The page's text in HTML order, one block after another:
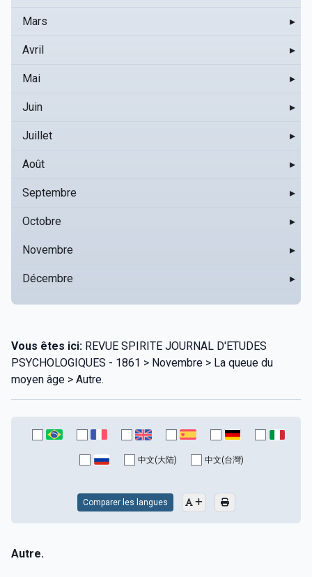
Mars ▸
Avril ▸
Mai ▸
Juin ▸
Juillet ▸
Août ▸
Septembre ▸
Octobre ▸
Novembre ▸
Décembre ▸
Vous êtes ici: REVUE SPIRITE JOURNAL D'ETUDES
PSYCHOLOGIQUES - 1861 > Novembre > La queue du
moyen âge > Autre.
中文(大陆) 中文(台灣)
Comparer les langues
Autre.